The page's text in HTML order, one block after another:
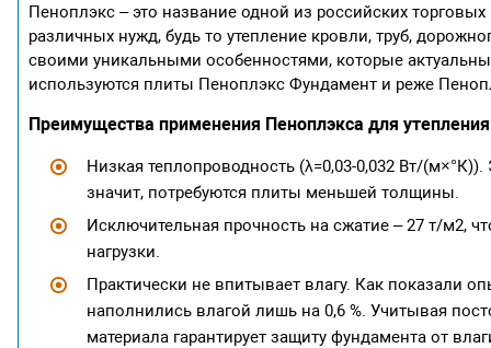
Пеноплэкс – это название одной из российских
различных нужд, будь то утепление кровли, труб,
своими уникальными особенностями, которые
используются плиты Пеноплэкс Фундамент и реже
Преимущества применения Пеноплэкса для
Низкая теплопроводность (λ=0,03-0,032 Вт/
значит, потребуются плиты меньшей толщины.
Исключительная прочность на сжатие – 27 т/м2,
нагрузки.
Практически не впитывает влагу. Как показали
наполнились влагой лишь на 0,6 %. Учитывая
материала гарантирует защиту фундамента от